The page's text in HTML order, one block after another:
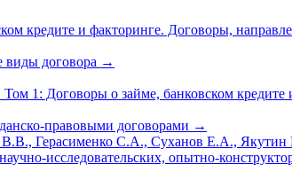
кредите и факторинге. Договоры,
виды договора →
1: Договоры о займе, банковском
правовыми договорами →
Герасименко С.А., Суханов Е.А.,
исследовательских, опытно-